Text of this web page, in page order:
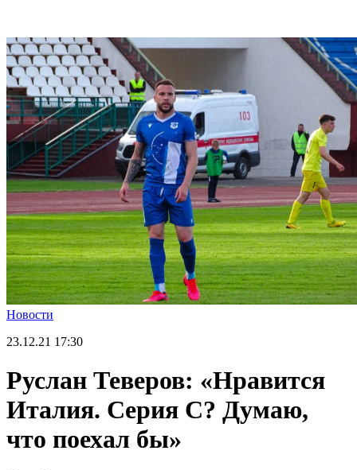
Новости
23.12.21 17:30
Руслан Теверов: «Нравится
Италия. Серия С? Думаю,
что поехал бы»